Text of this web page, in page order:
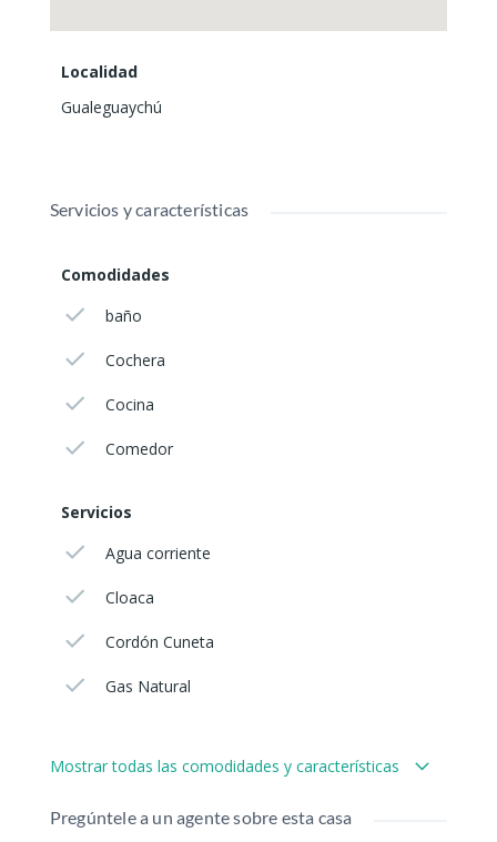
Localidad
Gualeguaychú
Servicios y características
Comodidades
baño
Cochera
Cocina
Comedor
Servicios
Agua corriente
Cloaca
Cordón Cuneta
Gas Natural
Mostrar todas las comodidades y características
Pregúntele a un agente sobre esta casa